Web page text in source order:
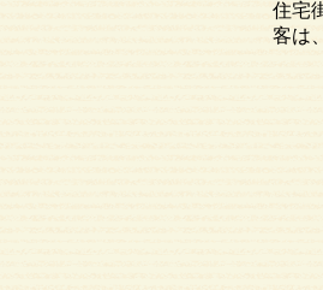
住宅
客は